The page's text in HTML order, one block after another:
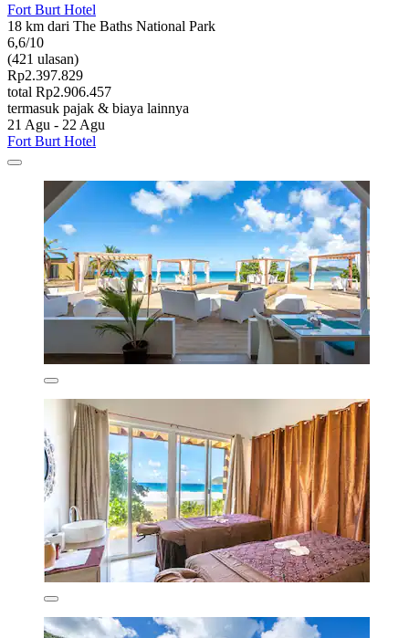
Fort Burt Hotel
18 km dari The Baths National Park
6,6/10
(421 ulasan)
Rp2.397.829
total Rp2.906.457
termasuk pajak & biaya lainnya
21 Agu - 22 Agu
Fort Burt Hotel